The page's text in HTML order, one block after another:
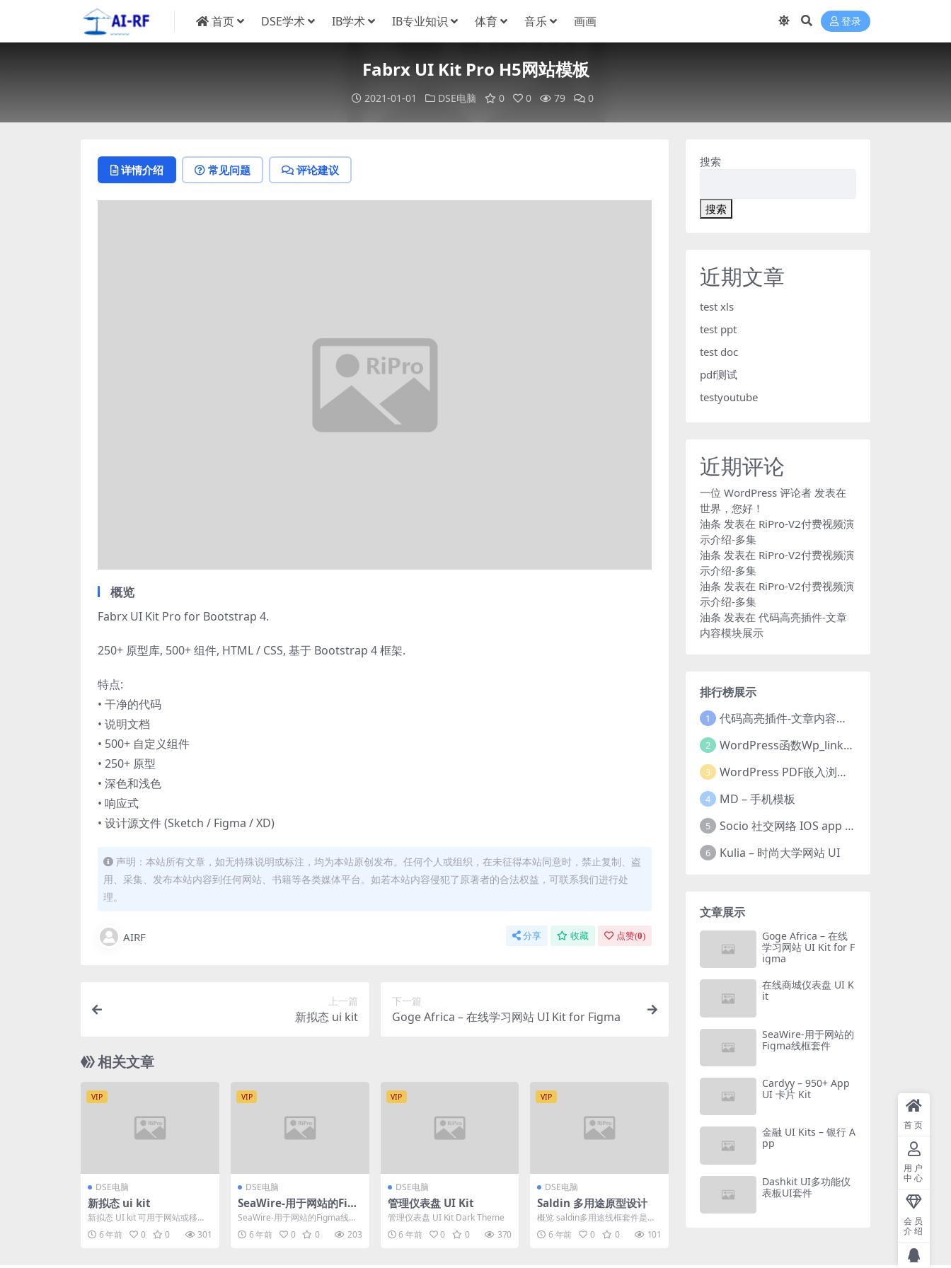
首页 DSE学术 IB学术 IB专业知识 体育 音乐 画画 登录
Fabrx UI Kit Pro H5网站模板
2021-01-01 DSE电脑 0 0 79 0
详情介绍 常见问题 评论建议
概览
Fabrx UI Kit Pro for Bootstrap 4.
250+ 原型库, 500+ 组件, HTML / CSS, 基于 Bootstrap 4 框架.
特点:
• 干净的代码
• 说明文档
• 500+ 自定义组件
• 250+ 原型
• 深色和浅色
• 响应式
• 设计源文件 (Sketch / Figma / XD)
声明：本站所有文章，如无特殊说明或标注，均为本站原创发布。任何个人或组织，在未征得本站同意时，禁止复制、盗
用、采集、发布本站内容到任何网站、书籍等各类媒体平台。如若本站内容侵犯了原著者的合法权益，可联系我们进行处
理。
AIRF 分享 收藏 点赞(0)
上一篇
新拟态 ui kit
下一篇
Goge Africa – 在线学习网站 UI Kit for Figma
相关文章
VIP
DSE电脑
新拟态 ui kit
新拟态 UI kit 可用于网站或移动
设计
6 年前 0 0 301
VIP
DSE电脑
SeaWire-用于网站的Fig
ma线框套件
SeaWire-用于网站的Figma线框
套件 SeaWire-Figma线框套件...
6 年前 0 0 203
VIP
DSE电脑
管理仪表盘 UI Kit
管理仪表盘 UI Kit Dark Theme
6 年前
0 0 370
VIP
DSE电脑
Saldin 多用途原型设计
概览 saldin多用途线框套件是与S
KETCH应用程序兼容的高保真资
源布局的集...
6 年前 0 0 101
搜索
搜索
近期文章
test xls
test ppt
test doc
pdf测试
testyoutube
近期评论
一位 WordPress 评论者 发表在
世界，您好！
油条 发表在 RiPro-V2付费视频演
示介绍-多集
油条 发表在 RiPro-V2付费视频演
示介绍-多集
油条 发表在 RiPro-V2付费视频演
示介绍-多集
油条 发表在 代码高亮插件-文章
内容模块展示
排行榜展示
1 代码高亮插件-文章内容模块展示
2 WordPress函数Wp_link_pages教程实现文章内容分页
3 WordPress PDF嵌入浏览器插件
4 MD – 手机模板
5 Socio 社交网络 IOS app ui kit
6 Kulia – 时尚大学网站 UI
文章展示
Goge Africa – 在线
学习网站 UI Kit for F
igma
在线商城仪表盘 UI K
it
SeaWire-用于网站的
Figma线框套件
Cardyy – 950+ App
UI 卡片 Kit
金融 UI Kits – 银行 A
pp
Dashkit UI多功能仪
表板UI套件
首页
用户
中心
会员
介绍